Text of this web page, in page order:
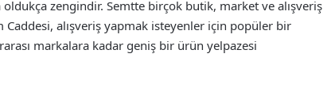
oldukça zengindir. Semtte birçok butik, market ve alışveriş
Caddesi, alışveriş yapmak isteyenler için popüler bir
markalara kadar geniş bir ürün yelpazesi